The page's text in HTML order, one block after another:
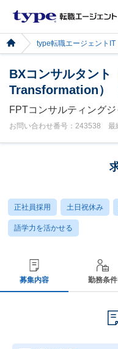
type転職エージェントIT
BXコンサルタント
Transformation）
FPTコンサルティング
お問い合わせ番号：243538 最
正社員採用 土日祝休み
語学力を活かせる
募集内容 勤務条件